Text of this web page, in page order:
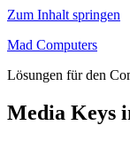
Zum Inhalt springen
Mad Computers
Lösungen für den
Media Keys